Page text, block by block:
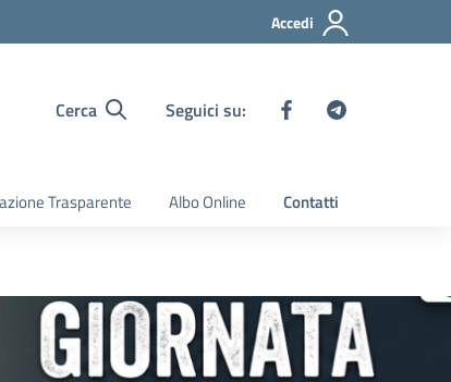
Accedi
Cerca Seguici su:
Trasparente Albo Online Contatti